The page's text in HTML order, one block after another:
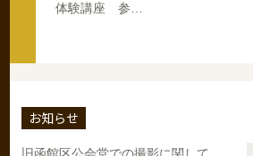
体験講座 参…
お知らせ